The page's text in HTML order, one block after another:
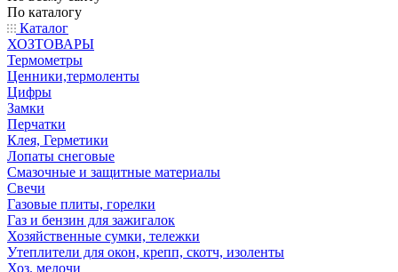
По каталогу
Каталог
ХОЗТОВАРЫ
Термометры
Ценники,термоленты
Цифры
Замки
Перчатки
Клея, Герметики
Лопаты снеговые
Смазочные и защитные материалы
Свечи
Газовые плиты, горелки
Газ и бензин для зажигалок
Хозяйственные сумки, тележки
Утеплители для окон, крепп, скотч, изоленты
Хоз. мелочи